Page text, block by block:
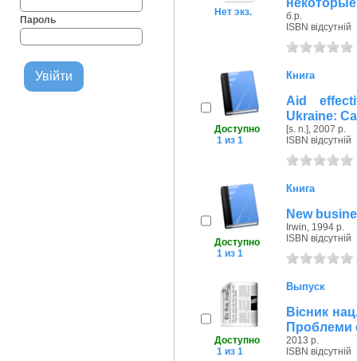
Пароль
Нет экз.
б.р.
ISBN відсутній
Доступно
1 из 1
Книга
Aid
Ukraine:
[s. n.], 2007 р.
ISBN відсутній
Доступно
1 из 1
Книга
New
Irwin, 1994 р.
ISBN відсутній
Доступно
1 из 1
Выпуск
Вісник
Проблеми
2013 р.
ISBN відсутній